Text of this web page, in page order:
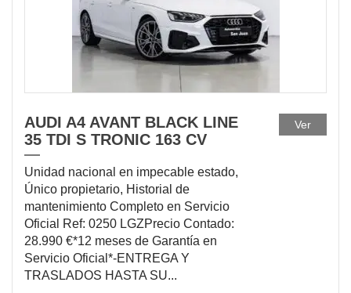
AUDI A4 AVANT BLACK LINE
35 TDI S TRONIC 163 CV
Unidad nacional en impecable estado,
Único propietario, Historial de
mantenimiento Completo en Servicio
Oficial Ref: 0250 LGZPrecio Contado:
28.990 €*12 meses de Garantía en
Servicio Oficial*-ENTREGA Y
TRASLADOS HASTA SU...
Ver